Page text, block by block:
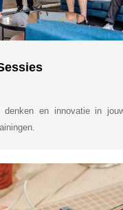
denken en innovatie in